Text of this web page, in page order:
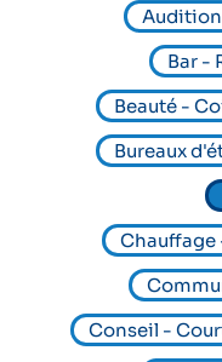
Audition
Bar -
Beauté -
Bureaux
Conseil -